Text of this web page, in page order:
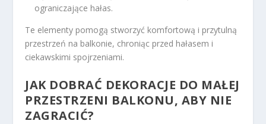
ograniczające hałas.
Te elementy pomogą stworzyć komfortową i przytulną
przestrzeń na balkonie, chroniąc przed hałasem i
ciekawskimi spojrzeniami.
JAK DOBRAĆ DEKORACJE DO MAŁEJ
PRZESTRZENI BALKONU, ABY NIE
ZAGRACIĆ?